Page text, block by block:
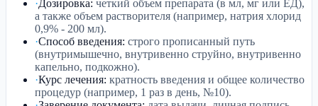
·Дозировка: четкий объем препарата (в мл, мг или ЕД),
а также объем растворителя (например, натрия хлорид
0,9% - 200 мл).
·Способ введения: строго прописанный путь
(внутримышечно, внутривенно струйно, внутривенно
капельно, подкожно).
·Курс лечения: кратность введения и общее количество
процедур (например, 1 раз в день, №10).